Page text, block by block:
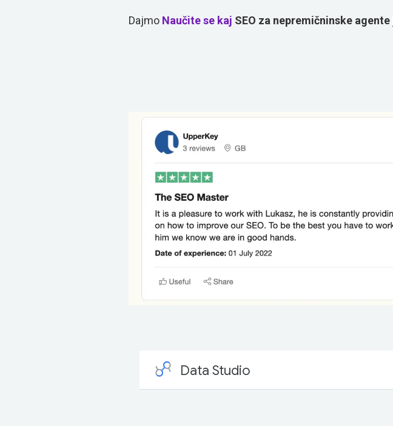
Dajmo Naučite se kaj SEO za nepremičninske agente